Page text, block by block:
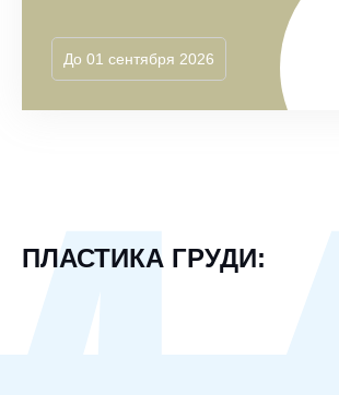
До 01 сентября 2026
ПЛАСТИКА ГРУДИ: